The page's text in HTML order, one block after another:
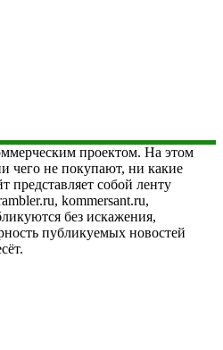
проектом. На этом
чего не покупают, ни какие
представляет собой ленту
kommersant.ru,
без искажения,
публикуемых новостей